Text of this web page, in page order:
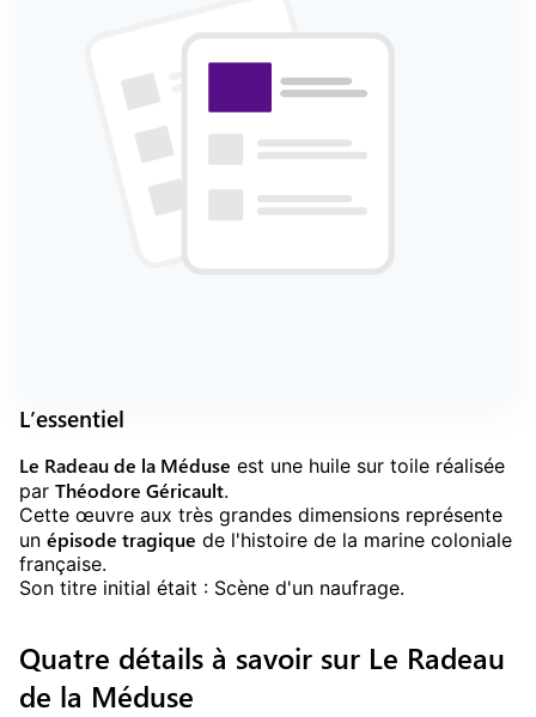
L’essentiel
Le Radeau de la Méduse est une huile sur toile réalisée
par Théodore Géricault.
Cette œuvre aux très grandes dimensions représente
un épisode tragique de l'histoire de la marine coloniale
française.
Son titre initial était : Scène d'un naufrage.
Quatre détails à savoir sur Le Radeau
de la Méduse